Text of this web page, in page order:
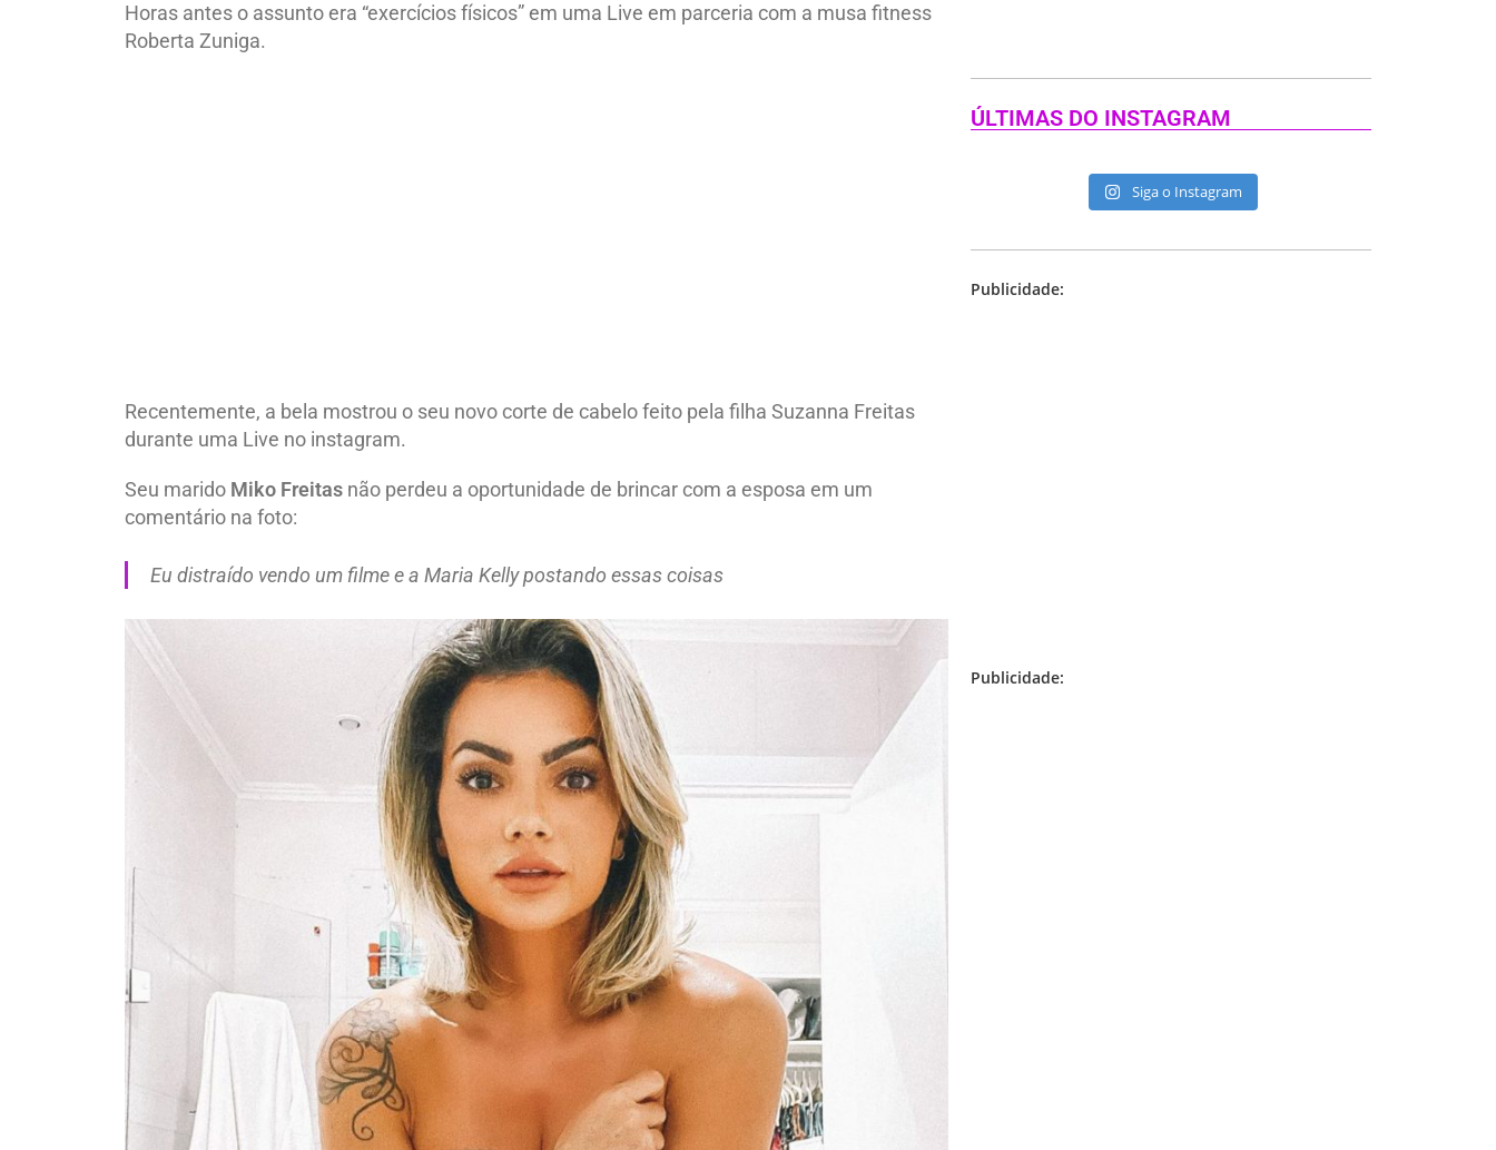
Horas antes o assunto era “exercícios físicos” em uma Live em parceria com a musa fitness
Roberta Zuniga.
Recentemente, a bela mostrou o seu novo corte de cabelo feito pela filha Suzanna Freitas
durante uma Live no instagram.
Seu marido Miko Freitas não perdeu a oportunidade de brincar com a esposa em um
comentário na foto:
Eu distraído vendo um filme e a Maria Kelly postando essas coisas
ÚLTIMAS DO INSTAGRAM
Siga o Instagram
Publicidade:
Publicidade: